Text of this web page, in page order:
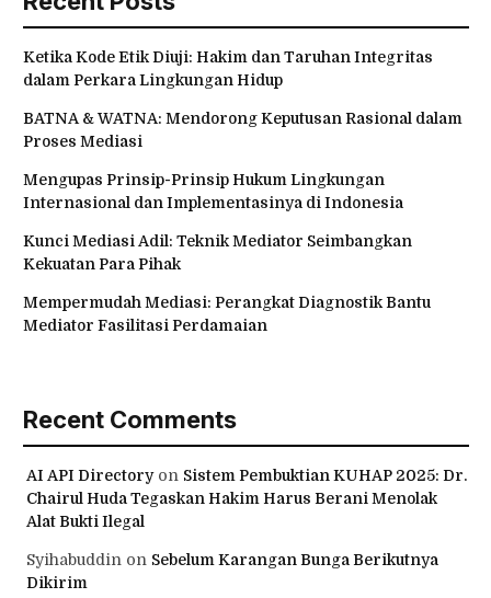
Ketika Kode Etik Diuji: Hakim dan Taruhan Integritas
dalam Perkara Lingkungan Hidup
BATNA & WATNA: Mendorong Keputusan Rasional dalam
Proses Mediasi
Mengupas Prinsip-Prinsip Hukum Lingkungan
Internasional dan Implementasinya di Indonesia
Kunci Mediasi Adil: Teknik Mediator Seimbangkan
Kekuatan Para Pihak
Mempermudah Mediasi: Perangkat Diagnostik Bantu
Mediator Fasilitasi Perdamaian
Recent Comments
AI API Directoryon Sistem Pembuktian KUHAP 2025: Dr.
Chairul Huda Tegaskan Hakim Harus Berani Menolak
Alat Bukti Ilegal
Syihabuddin on Sebelum Karangan Bunga Berikutnya
Dikirim